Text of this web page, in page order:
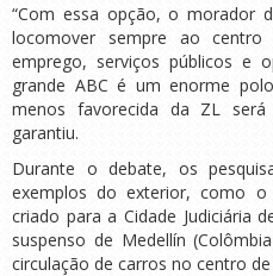
“Com essa opção, o morador
locomover sempre ao
emprego, serviços públicos e
grande ABC é um enorme
menos favorecida da ZL
garantiu.
Durante o debate, os
exemplos do exterior, como o
criado para a Cidade Judiciária
suspenso de Medellín
circulação de carros no centro